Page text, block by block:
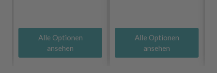
Alle Optionen
ansehen
Alle Optionen
ansehen